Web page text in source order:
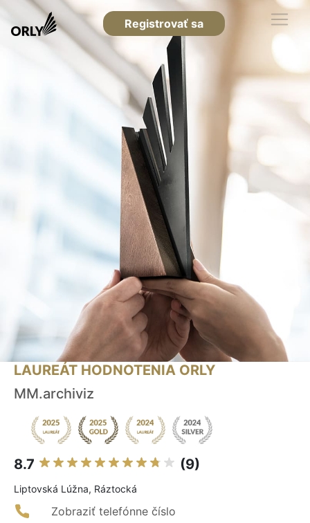
Registrovať sa
LAUREÁT HODNOTENIA ORLY
MM.archiviz
8.7 (9)
Liptovská Lúžna, Ráztocká
Zobraziť telefónne číslo